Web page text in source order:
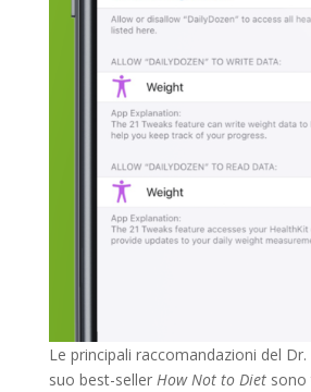
Le principali raccomandazioni del
suo best-seller How Not to Dietsono